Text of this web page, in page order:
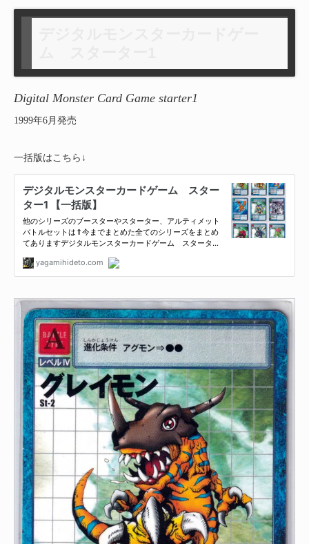
Digital Monster Card Game starter1
1999年6月発売
一括版はこちら↓